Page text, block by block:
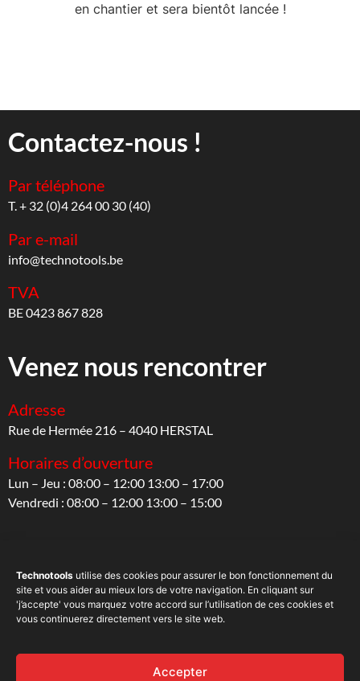
Technotools utilise des cookies pour assurer le bon fonctionnement du
site et vous aider au mieux lors de votre navigation. En cliquant sur
'j’accepte' vous marquez votre accord sur l’utilisation de ces cookies et
vous continuerez directement vers le site web.
Accepter
en chantier et sera bientôt lancée !
Contactez-nous !
Par téléphone
T. + 32 (0)4 264 00 30 (40)
Par e-mail
info@technotools.be
TVA
BE 0423 867 828
Venez nous rencontrer
Adresse
Rue de Hermée 216 – 4040 HERSTAL
Horaires d’ouverture
Lun – Jeu : 08:00 – 12:00 13:00 – 17:00
Vendredi : 08:00 – 12:00 13:00 – 15:00
Sur les réseaux sociaux